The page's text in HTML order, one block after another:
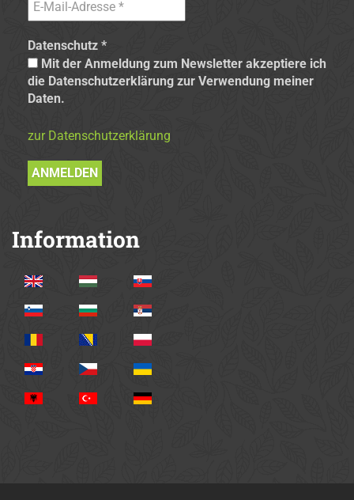
Datenschutz *
Mit der Anmeldung zum Newsletter akzeptiere ich
die Datenschutzerklärung zur Verwendung meiner
Daten.
zur Datenschutzerklärung
Information